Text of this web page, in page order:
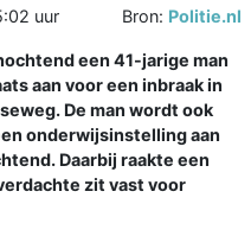
uur Bron: Politie.nl
een 41-jarige man
aan voor een inbraak in
De man wordt ook
onderwijsinstelling aan
Daarbij raakte een
zit vast voor